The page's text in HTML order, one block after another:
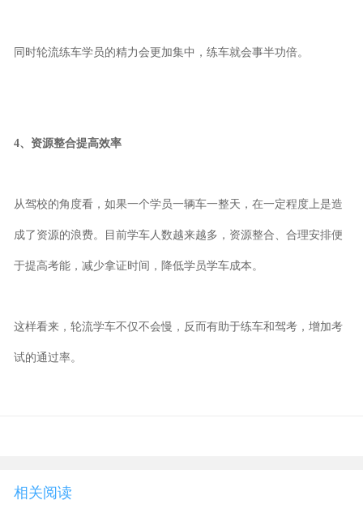
同时轮流练车学员的精力会更加集中，练车就会事半功倍。
4、资源整合提高效率
从驾校的角度看，如果一个学员一辆车一整天，在一定程度上是造
成了资源的浪费。目前学车人数越来越多，资源整合、合理安排便
于提高考能，减少拿证时间，降低学员学车成本。
这样看来，轮流学车不仅不会慢，反而有助于练车和驾考，增加考
试的通过率。
相关阅读